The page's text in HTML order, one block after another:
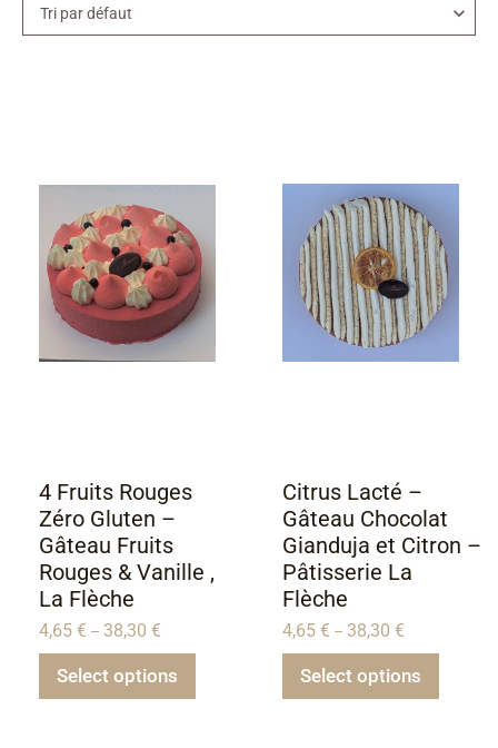
4 Fruits Rouges
Zéro Gluten –
Gâteau Fruits
Rouges & Vanille ,
La Flèche
4,65 € – 38,30 €
Select options
Citrus Lacté –
Gâteau Chocolat
Gianduja et Citron –
Pâtisserie La
Flèche
4,65 € – 38,30 €
Select options